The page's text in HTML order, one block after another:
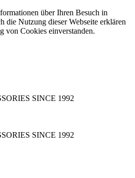
über Ihren Besuch in
die Nutzung dieser Webseite erklären
von Cookies einverstanden.
SINCE 1992
SINCE 1992